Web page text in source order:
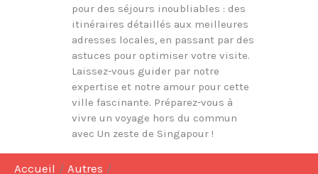
pour des séjours inoubliables : des
itinéraires détaillés aux meilleures
adresses locales, en passant par des
astuces pour optimiser votre visite.
Laissez-vous guider par notre
expertise et notre amour pour cette
ville fascinante. Préparez-vous à
vivre un voyage hors du commun
avec Un zeste de Singapour !
Accueil
Autres